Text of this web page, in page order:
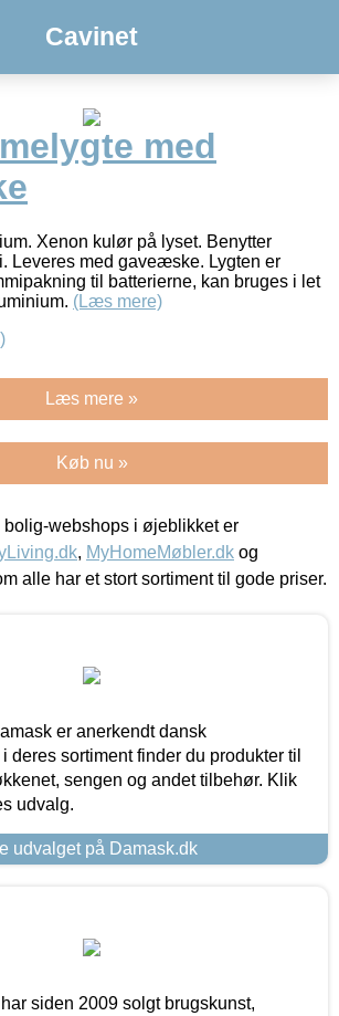
Cavinet
med
Xenon kulør på lyset. Benytter
Leveres med gaveæske. Lygten er
til batterierne, kan bruges i let
(Læs mere)
Læs mere »
Køb nu »
webshops i øjeblikket er
, MyHomeMøbler.dk og
alle har et stort sortiment til gode priser.
er anerkendt dansk
deres sortiment finder du produkter til
sengen og andet tilbehør. Klik
udvalg.
udvalget på Damask.dk
siden 2009 solgt brugskunst,